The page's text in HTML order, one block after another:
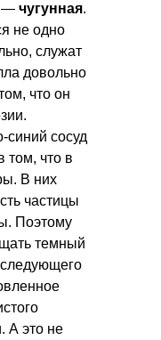
— чугунная.
не одно
служат
довольно
что он
синий сосуд
том, что в
В них
частицы
Поэтому
темный
А это не